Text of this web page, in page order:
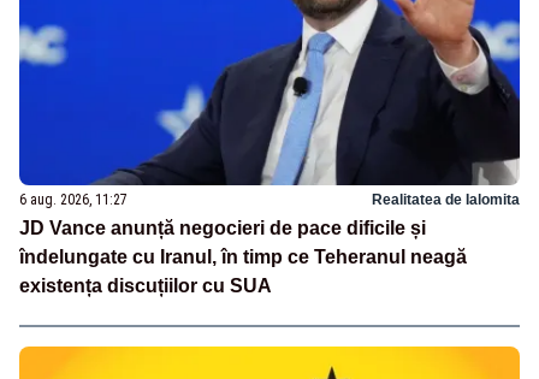
6 aug. 2026, 11:27 Realitatea de Ialomita
JD Vance anunță negocieri de pace dificile și
îndelungate cu Iranul, în timp ce Teheranul neagă
existența discuțiilor cu SUA